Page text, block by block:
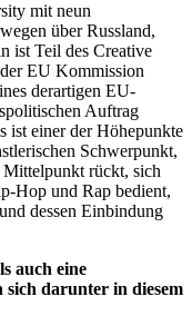
mit neun
über Russland,
ist Teil des Creative
EU Kommission
derartigen EU-
Auftrag
ist einer der Höhepunkte
Schwerpunkt,
Mittelpunkt rückt, sich
Hop und Rap bedient,
dessen Einbindung
auch eine
sich darunter in diesem